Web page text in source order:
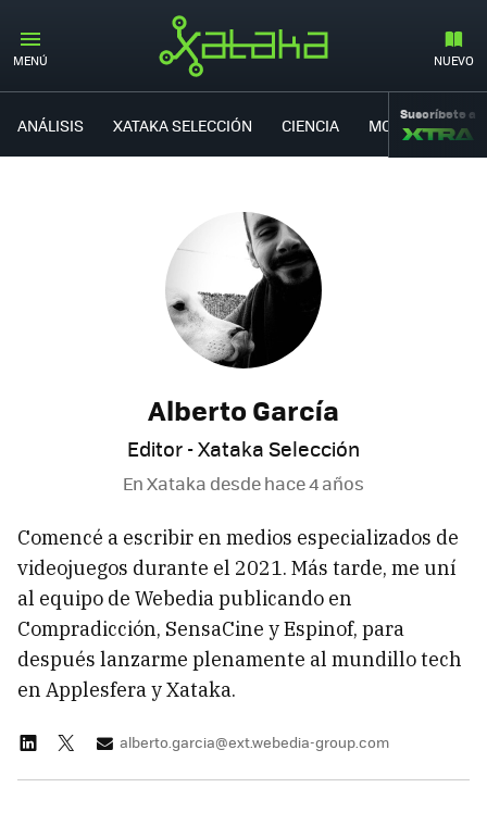
MENÚ NUEVO
ANÁLISIS XATAKA SELECCIÓN CIENCIA MOVILIDAD
Suscríbete a
Alberto García
Editor - Xataka Selección
En Xataka desdehace 4 años
Comencé a escribir en medios especializados de
videojuegos durante el 2021. Más tarde, me uní
al equipo de Webedia publicando en
Compradicción, SensaCine y Espinof, para
después lanzarme plenamente al mundillo tech
en Applesfera y Xataka.
alberto.garcia@ext.webedia-group.com